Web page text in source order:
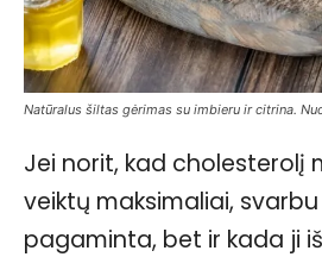
Natūralus šiltas gėrimas su imbieru ir citrina.
Jei norit, kad cholesterolį
veiktų maksimaliai,
pagaminta, bet ir kada ji